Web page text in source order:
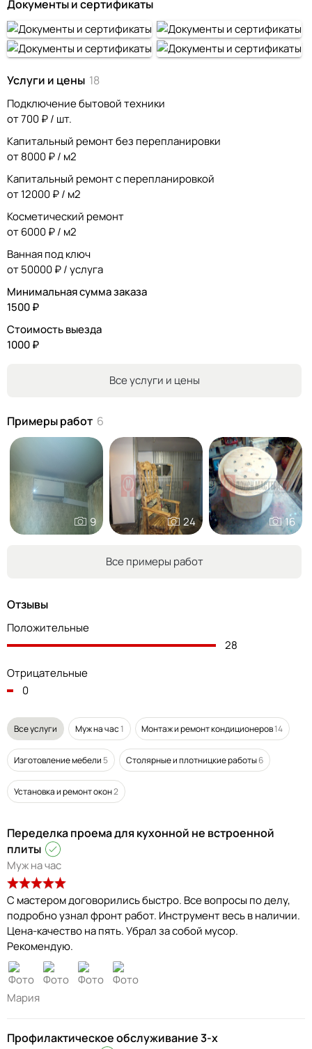
Документы и сертификаты
Услуги и цены 18
Подключение бытовой техники
от 700 ₽ / шт.
Капитальный ремонт без перепланировки
от 8000 ₽ / м2
Капитальный ремонт с перепланировкой
от 12000 ₽ / м2
Косметический ремонт
от 6000 ₽ / м2
Ванная под ключ
от 50000 ₽ / услуга
Минимальная сумма заказа
1500 ₽
Стоимость выезда
1000 ₽
Все услуги и цены
Примеры работ 6
9 24 16
Все примеры работ
Отзывы
Положительные
28
Отрицательные
0
Все услуги Муж на час1 Монтаж и ремонт кондиционеров14
Изготовление мебели 5 Столярные и плотницкие работы6
Установка и ремонт окон2
Переделка проема для кухонной не встроенной
плиты
Муж на час
С мастером договорились быстро. Все вопросы по делу,
подробно узнал фронт работ. Инструмент весь в наличии.
Цена-качество на пять. Убрал за собой мусор.
Рекомендую.
Мария
Профилактическое обслуживание 3-х